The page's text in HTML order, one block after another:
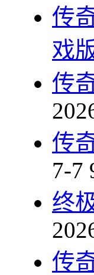
传
戏
传
传
7-7
终
传